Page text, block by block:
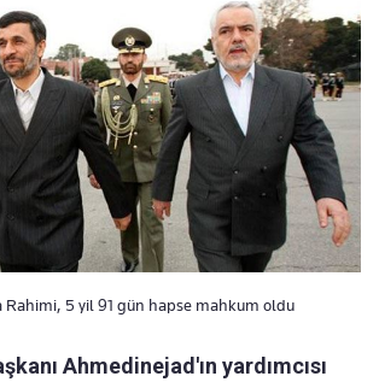
Rahimi, 5 yil 91 gün hapse mahkum oldu
Ahmedinejad'ın yardımcısı